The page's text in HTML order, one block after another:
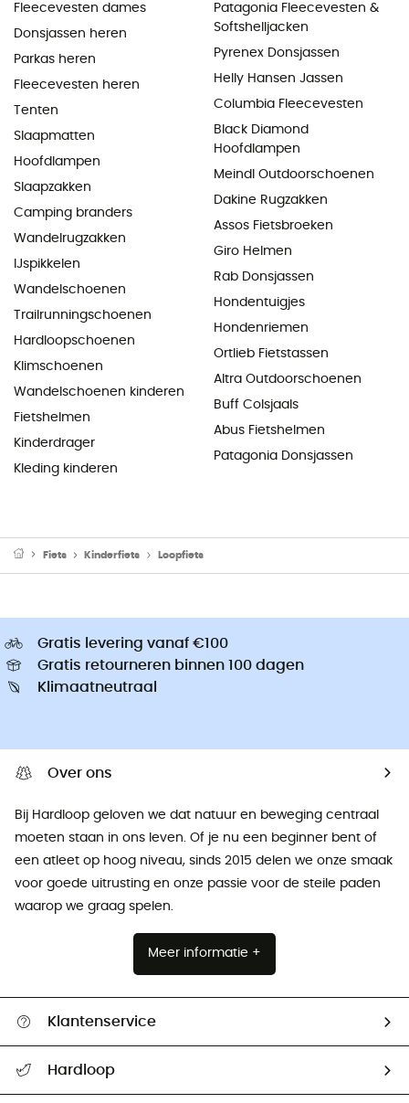
Fleecevesten dames
Donsjassen heren
Parkas heren
Fleecevesten heren
Tenten
Slaapmatten
Hoofdlampen
Slaapzakken
Camping branders
Wandelrugzakken
IJspikkelen
Wandelschoenen
Trailrunningschoenen
Hardloopschoenen
Klimschoenen
Wandelschoenen kinderen
Fietshelmen
Kinderdrager
Kleding kinderen
Patagonia Fleecevesten &
Softshelljacken
Pyrenex Donsjassen
Helly Hansen Jassen
Columbia Fleecevesten
Black Diamond
Hoofdlampen
Meindl Outdoorschoenen
Dakine Rugzakken
Assos Fietsbroeken
Giro Helmen
Rab Donsjassen
Hondentuigjes
Hondenriemen
Ortlieb Fietstassen
Altra Outdoorschoenen
Buff Colsjaals
Abus Fietshelmen
Patagonia Donsjassen
Fiets Kinderfiets Loopfiets
Gratis levering vanaf €100
Gratis retourneren binnen 100 dagen
Klimaatneutraal
Over ons
Bij Hardloop geloven we dat natuur en beweging centraal
moeten staan ​​in ons leven. Of je nu een beginner bent of
een atleet op hoog niveau, sinds 2015 delen we onze smaak
voor goede uitrusting en onze passie voor de steile paden
waarop we graag spelen.
Meer informatie +
Klantenservice
Mijn zending volgen
Hardloop